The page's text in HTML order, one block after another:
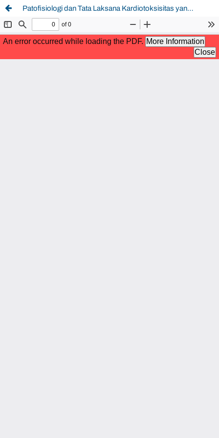
Patofisiologi dan Tata Laksana Kardiotoksisitas yang Diinduksi Kemoterapi